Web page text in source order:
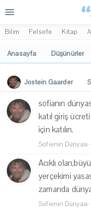
menu
Bilim Felsefe Kitap
Anasayfa Düşünürler
Jostein Gaarder
İlgi Alanları
Yorumlar
sofianın
katıl giriş
için katılın.
Sofienin Dünyası ·
Acıklı
yerçekimi
zamanda
Sofienin Dünyası ·